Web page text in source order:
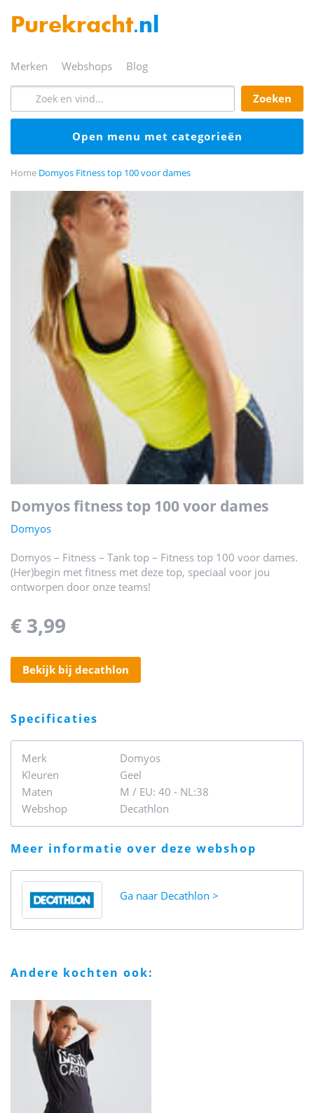
Purekracht.nl
merken webshops blog
zoeken
open menu met categorieën
Home Domyos Fitness top 100 voor dames
domyos fitness top 100 voor dames
Domyos
Domyos – Fitness – Tank top – Fitness top 100 voor dames.
(Her)begin met fitness met deze top, speciaal voor jou
ontworpen door onze teams!
€ 3,99
bekijk bij decathlon
specificaties
Merk
Domyos
Kleuren
Geel
Maten
M / EU: 40 - NL:38
Webshop
Decathlon
meer informatie over deze webshop
Ga naar Decathlon
andere kochten ook: